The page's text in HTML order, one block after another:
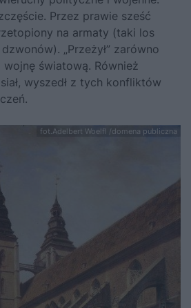
Przez prawie sześć
na armaty (taki los
„Przeżył” zarówno
światową. Również
wyszedł z tych konfliktów
fot.Adelbert Woelfl /domena publiczna